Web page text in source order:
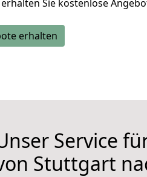
Sie kostenlose
erhalten
Service
Stuttgart